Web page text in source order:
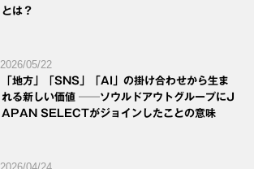
とは？
2026/05/22
「地方」「SNS」「AI」の掛け合わせから生ま
れる新しい価値 ──ソウルドアウトグループにJ
APAN SELECTがジョインしたことの意味
2026/04/24